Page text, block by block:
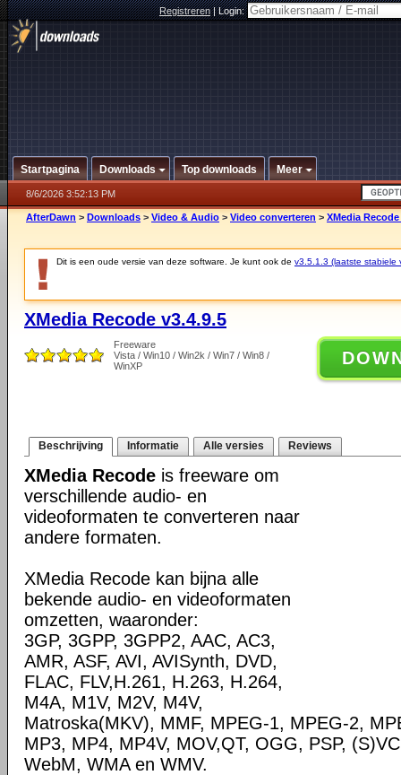
Registreren|Login:
Startpagina Downloads Top downloads Meer
8/6/2026 3:52:13 PM
AfterDawn > Downloads > Video & Audio > Video converteren > XMedia Recode
Dit is een oude versie van deze software. Je kunt ook de v3.5.1.3 (laatste stabiele
XMedia Recode v3.4.9.5
Freeware
Vista / Win10 / Win2k / Win7 / Win8 /
WinXP
Beschrijving Informatie Alle versies Reviews
XMedia Recode is freeware om
verschillende audio- en
videoformaten te converteren naar
andere formaten.
XMedia Recode kan bijna alle
bekende audio- en videoformaten
omzetten, waaronder:
3GP, 3GPP, 3GPP2, AAC, AC3,
AMR, ASF, AVI, AVISynth, DVD,
FLAC, FLV,H.261, H.263, H.264,
M4A, M1V, M2V, M4V,
Matroska(MKV), MMF, MPEG-1, MPEG-2,
MP3, MP4, MP4V, MOV,QT, OGG, PSP,
WebM, WMA en WMV.